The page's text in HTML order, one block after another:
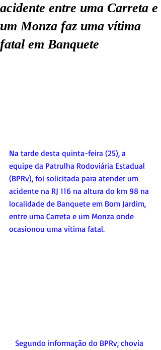
acidente entre uma Carreta e
um Monza faz uma vítima
fatal em Banquete
Na tarde desta quinta-feira (25), a
equipe da Patrulha Rodoviária Estadual
(BPRv), foi solicitada para atender um
acidente na RJ 116 na altura do km 98 na
localidade de Banquete em Bom Jardim,
entre uma Carreta e um Monza onde
ocasionou uma vítima fatal.